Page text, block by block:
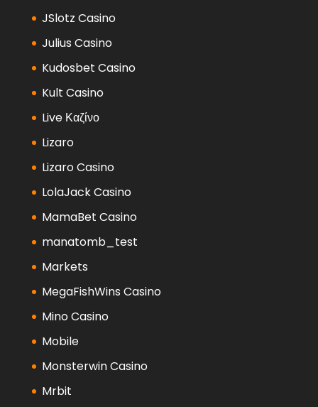
JSlotz Casino
Julius Casino
Kudosbet Casino
Kult Casino
Live Καζίνο
Lizaro
Lizaro Casino
LolaJack Casino
MamaBet Casino
manatomb_test
Markets
MegaFishWins Casino
Mino Casino
Mobile
Monsterwin Casino
Mrbit